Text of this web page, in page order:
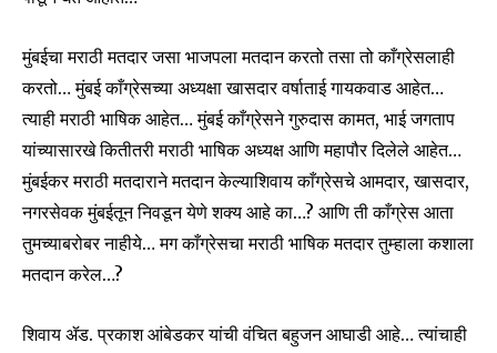
मुंबईचा मराठी मतदार जसा भाजपला मतदान करतो तसा तो काँग्रेसलाही
करतो… मुंबई काँग्रेसच्या अध्यक्षा खासदार वर्षाताई गायकवाड आहेत…
त्याही मराठी भाषिक आहेत… मुंबई काँग्रेसने गुरुदास कामत, भाई जगताप
यांच्यासारखे कितीतरी मराठी भाषिक अध्यक्ष आणि महापौर दिलेले आहेत…
मुंबईकर मराठी मतदाराने मतदान केल्याशिवाय काँग्रेसचे आमदार, खासदार,
नगरसेवक मुंबईतून निवडून येणे शक्य आहे का…? आणि ती काँग्रेस आता
तुमच्याबरोबर नाहीये… मग काँग्रेसचा मराठी भाषिक मतदार तुम्हाला कशाला
मतदान करेल…?
शिवाय ॲड. प्रकाश आंबेडकर यांची वंचित बहुजन आघाडी आहे… त्यांचाही